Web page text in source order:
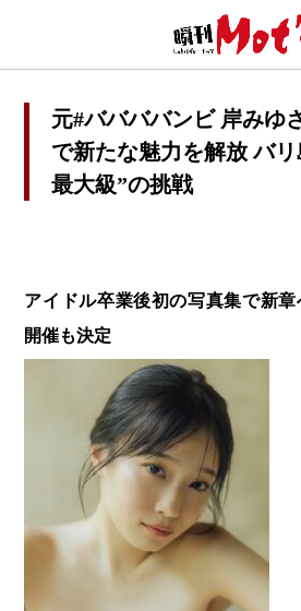
元#ババババンビ 岸みゆ
で新たな魅力を解放 バ
最大級”の挑戦
アイドル卒業後初の写真集で新
開催も決定